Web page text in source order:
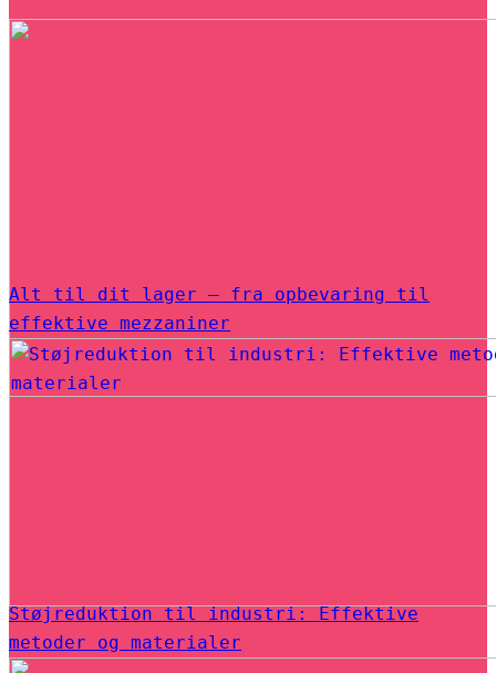
Alt til dit lager – fra opbevaring til
effektive mezzaniner
Støjreduktion til industri: Effektive
metoder og materialer